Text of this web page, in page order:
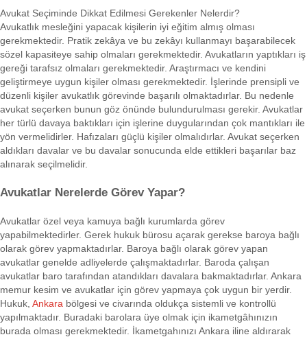
Avukat Seçiminde Dikkat Edilmesi Gerekenler Nelerdir?
Avukatlık mesleğini yapacak kişilerin iyi eğitim almış olması
gerekmektedir. Pratik zekâya ve bu zekâyı kullanmayı başarabilecek
sözel kapasiteye sahip olmaları gerekmektedir. Avukatların yaptıkları iş
gereği tarafsız olmaları gerekmektedir. Araştırmacı ve kendini
geliştirmeye uygun kişiler olması gerekmektedir. İşlerinde prensipli ve
düzenli kişiler avukatlık görevinde başarılı olmaktadırlar. Bu nedenle
avukat seçerken bunun göz önünde bulundurulması gerekir. Avukatlar
her türlü davaya baktıkları için işlerine duygularından çok mantıkları ile
yön vermelidirler. Hafızaları güçlü kişiler olmalıdırlar. Avukat seçerken
aldıkları davalar ve bu davalar sonucunda elde ettikleri başarılar baz
alınarak seçilmelidir.
Avukatlar Nerelerde Görev Yapar?
Avukatlar özel veya kamuya bağlı kurumlarda görev
yapabilmektedirler. Gerek hukuk bürosu açarak gerekse baroya bağlı
olarak görev yapmaktadırlar. Baroya bağlı olarak görev yapan
avukatlar genelde adliyelerde çalışmaktadırlar. Baroda çalışan
avukatlar baro tarafından atandıkları davalara bakmaktadırlar. Ankara
memur kesim ve avukatlar için görev yapmaya çok uygun bir yerdir.
Hukuk, Ankara bölgesi ve civarında oldukça sistemli ve kontrollü
yapılmaktadır. Buradaki barolara üye olmak için ikametgâhınızın
burada olması gerekmektedir. İkametgahınızı Ankara iline aldırarak